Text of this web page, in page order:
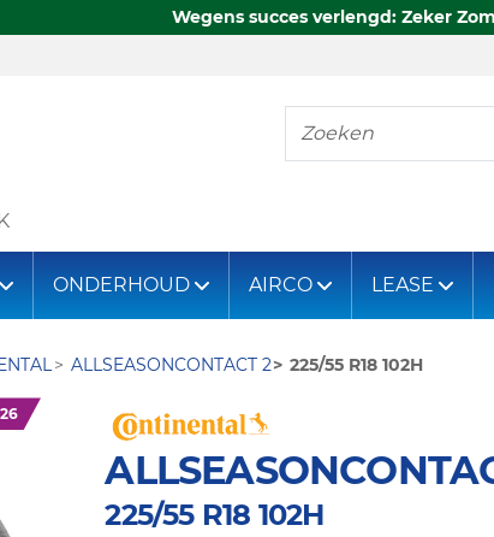
Wegens succes verlengd: Zeker
Zoeken
ONDERHOUD AIRCO LEASE
ALLSEASONCONTACT 2 225/55 R18 102H
225/55 R18 102H